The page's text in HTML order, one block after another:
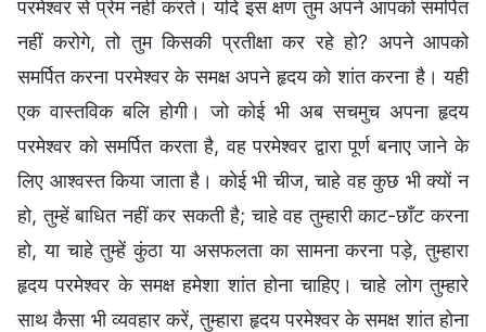
परमेश्वर से प्रेम नहीं करते। यदि इस क्षण तुम अपने आपको समर्पित
नहीं करोगे, तो तुम किसकी प्रतीक्षा कर रहे हो? अपने आपको
समर्पित करना परमेश्वर के समक्ष अपने हृदय को शांत करना है। यही
एक वास्तविक बलि होगी। जो कोई भी अब सचमुच अपना हृदय
परमेश्वर को समर्पित करता है, वह परमेश्वर द्वारा पूर्ण बनाए जाने के
लिए आश्वस्त किया जाता है। कोई भी चीज, चाहे वह कुछ भी क्यों न
हो, तुम्हें बाधित नहीं कर सकती है; चाहे वह तुम्हारी काट-छाँट करना
हो, या चाहे तुम्हें कुंठा या असफलता का सामना करना पड़े, तुम्हारा
हृदय परमेश्वर के समक्ष हमेशा शांत होना चाहिए। चाहे लोग तुम्हारे
साथ कैसा भी व्यवहार करें, तुम्हारा हृदय परमेश्वर के समक्ष शांत होना